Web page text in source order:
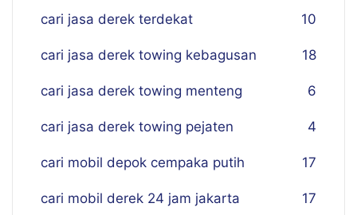
cari jasa derek terdekat 10
cari jasa derek towing kebagusan 18
cari jasa derek towing menteng 6
cari jasa derek towing pejaten 4
cari mobil depok cempaka putih 17
cari mobil derek 24 jam jakarta 17